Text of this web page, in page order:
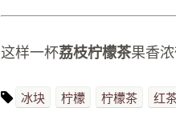
这样一杯荔枝柠檬茶果香
冰块 柠檬 柠檬茶 红